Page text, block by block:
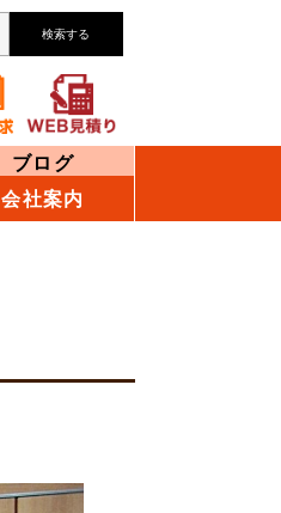
検索する
ブログ
会社案内